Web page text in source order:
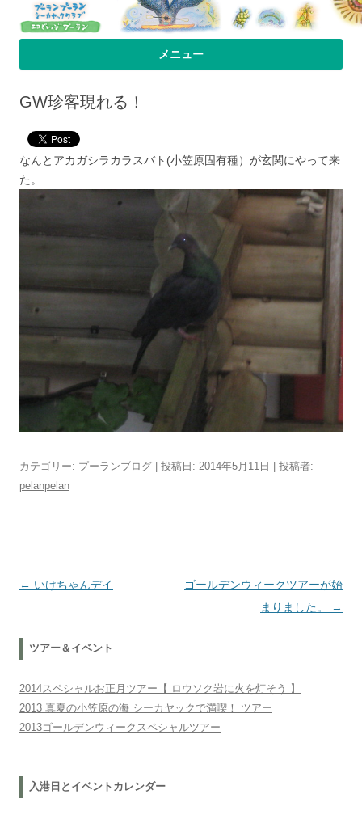
プーラン・プーラン｜小笠原父島 シ
ーカヤック 宿
小笠原父島のシーカヤックスクール＆ツアー「プーランプーランシーカ
ヤッククラブ」、森のコテージのお宿の「プーランビレッジ」のHPへよ
メニュー
GW珍客現れる！
なんとアカガシラカラスバト(小笠原固有種）が玄関にやって来
た。
カテゴリー: プーランブログ | 投稿日: 2014年5月11日
投稿者:
pelanpelan
投稿ナビゲーション
← いけちゃんデイ
ゴールデンウィークツアーが始
まりました。
→
ツアー＆イベント
2014スペシャルお正月ツアー【 ロウソク岩に火を灯そう 】
2013 真夏の小笠原の海 シーカヤックで満喫！ ツアー
2013ゴールデンウィークスペシャルツアー
入港日とイベントカレンダー